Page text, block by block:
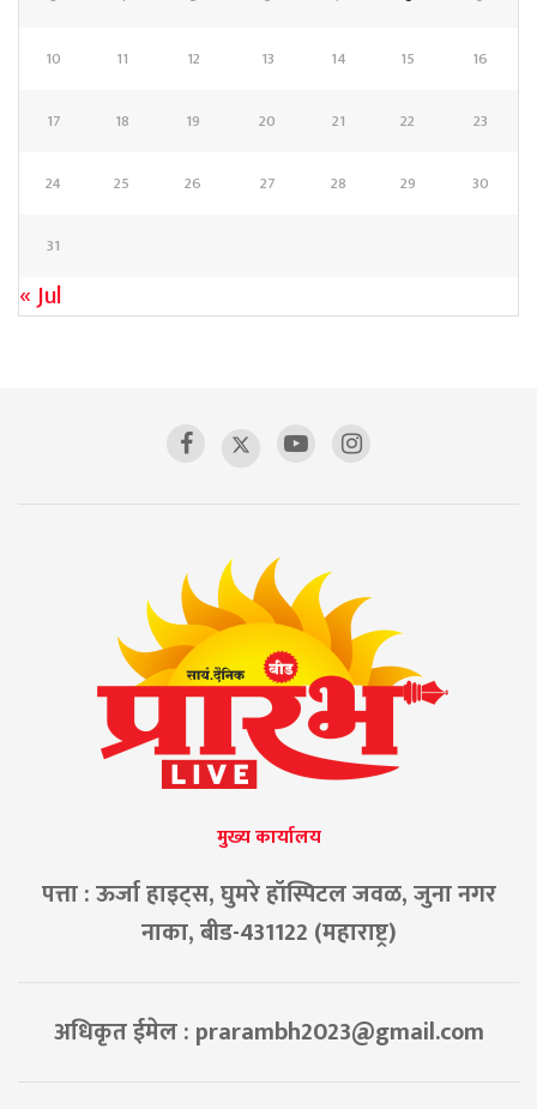
10 11 12 13 14 15 16
17 18 19 20 21 22 23
24 25 26 27 28 29 30
31
« Jul
मुख्य कार्यालय
पत्ता : ऊर्जा हाइट्स, घुमरे हॉस्पिटल जवळ, जुना नगर
नाका, बीड-431122 (महाराष्ट्र)
अधिकृत ईमेल : prarambh2023@gmail.com